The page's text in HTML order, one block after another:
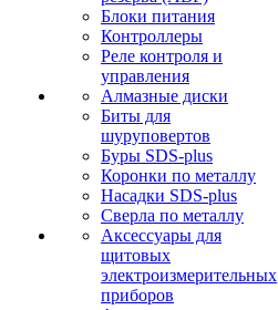
Блоки питания
Контроллеры
Реле контроля и
управления
Алмазные диски
Биты для
шуруповертов
Буры SDS-plus
Коронки по металлу
Насадки SDS-plus
Сверла по металлу
Аксессуары для
щитовых
электроизмерительных
приборов